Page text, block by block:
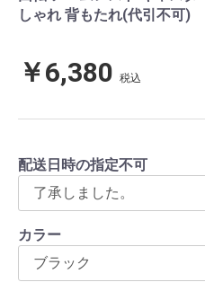
しゃれ 背もたれ(代引不可)
￥6,380 税込
配送日時の指定不可
カラー